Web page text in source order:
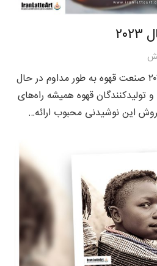
ترندهای قهوه در سال ۲۰۲۳ صنعت قهوه به طور مداوم در حال
قهوه همیشه راه‌های
این نوشیدنی محبوب ارائه…